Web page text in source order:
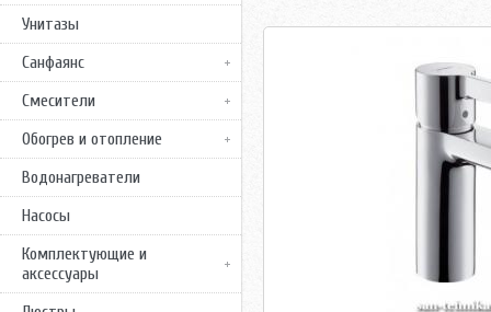
Унитазы
Санфаянс
Смесители
Обогрев и отопление
Водонагреватели
Насосы
Комплектующие и
аксессуары